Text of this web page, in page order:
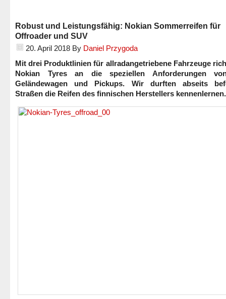
Robust und Leistungsfähig: Nokian Sommerreifen für
Offroader und SUV
20. April 2018 By Daniel Przygoda
Mit drei Produktlinien für allradangetriebene Fahrzeuge
Nokian Tyres an die speziellen Anforderungen
Geländewagen und Pickups. Wir durften abseits
Straßen die Reifen des finnischen Herstellers kennenlernen.